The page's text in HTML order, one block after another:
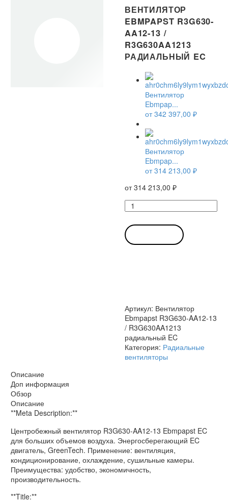
ВЕНТИЛЯТОР
EBMPAPST R3G630-
AA12-13 /
R3G630AA1213
РАДИАЛЬНЫЙ EC
Вентилятор
Ebmpap...
от342 397,00 ₽
Вентилятор
Ebmpap...
от314 213,00 ₽
от314 213,00 ₽
Количество
товара
Вентилятор
Ebmpapst
R3G630-
Артикул: Вентилятор
Ebmpapst R3G630-AA12-13
/ R3G630AA1213
радиальный EC
Категория: Радиальные
вентиляторы
Описание
Доп информация
Обзор
Описание
**Meta Description:**
Центробежный вентилятор R3G630-AA12-13 Ebmpapst EC
для больших объемов воздуха. Энергосберегающий EC
двигатель, GreenTech. Применение: вентиляция,
кондиционирование, охлаждение, сушильные камеры.
Преимущества: удобство, экономичность,
производительность.
**Title:**